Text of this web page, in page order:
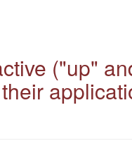
("up"